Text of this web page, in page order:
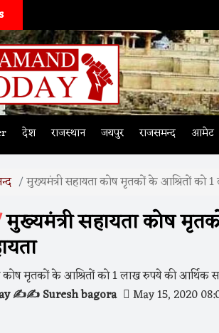
देश राजस्थान जयपुर राजसमन्द आमेट
मुख्यमंत्री सहायता कोष मृतकों के आश्रितों को
मुख्यमंत्री सहायता कोष
✍️✍️ Suresh bagora May 15, 2020